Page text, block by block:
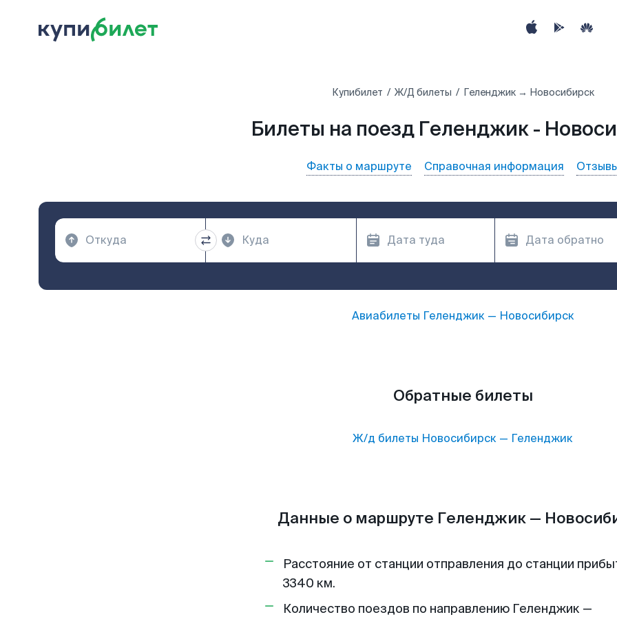
Купибилет Ж/Д билеты Геленджик → Новосибирск
Билеты на поезд Геленджик -
Факты о маршруте Справочная информация
Авиабилеты Геленджик— Новосибирск
Обратные билеты
Ж/д билеты Новосибирск — Геленджик
Данные о маршруте Геленджик —
Расстояние от станции отправления до станции
3340 км.
Количество поездов по направлению Геленджик —